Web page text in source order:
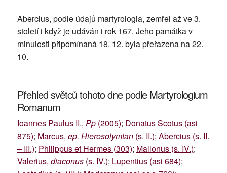
Abercius, podle údajů martyrologia, zemřel až ve 3.
století i když je udáván i rok 167. Jeho památka v
minulosti připomínaná 18. 12. byla přeřazena na 22.
10.
Přehled světců tohoto dne podle Martyrologium
Romanum
Ioannes Paulus II., Pp(2005); Donatus Scotus (asi
875); Marcus, ep. Hierosolymtan(s. II.); Abercius (s. II.
– III.); Philippus et Hermes (303); Mallonus (s. IV.);
Valerius, diaconus(s. IV.); Lupentius (asi 684);